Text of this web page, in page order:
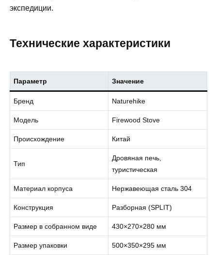
экспедиции.
Технические характеристики
Параметр Значение
Бренд Naturehike
Модель Firewood Stove
Происхождение Китай
Тип
Дровяная печь,
туристическая
Материал корпуса Нержавеющая сталь 304
Конструкция Разборная (SPLIT)
Размер в собранном виде 430×270×280 мм
Размер упаковки 500×350×295 мм